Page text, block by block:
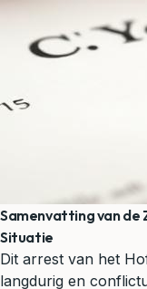
Samenvatting van de
Situatie
Dit arrest van het
langdurig en